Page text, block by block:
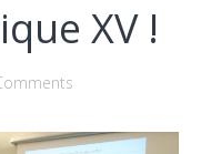
XV !